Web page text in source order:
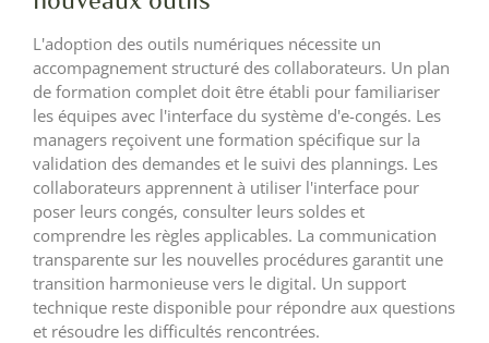
L'adoption des outils numériques nécessite un
accompagnement structuré des collaborateurs. Un plan
de formation complet doit être établi pour familiariser
les équipes avec l'interface du système d'e-congés. Les
managers reçoivent une formation spécifique sur la
validation des demandes et le suivi des plannings. Les
collaborateurs apprennent à utiliser l'interface pour
poser leurs congés, consulter leurs soldes et
comprendre les règles applicables. La communication
transparente sur les nouvelles procédures garantit une
transition harmonieuse vers le digital. Un support
technique reste disponible pour répondre aux questions
et résoudre les difficultés rencontrées.